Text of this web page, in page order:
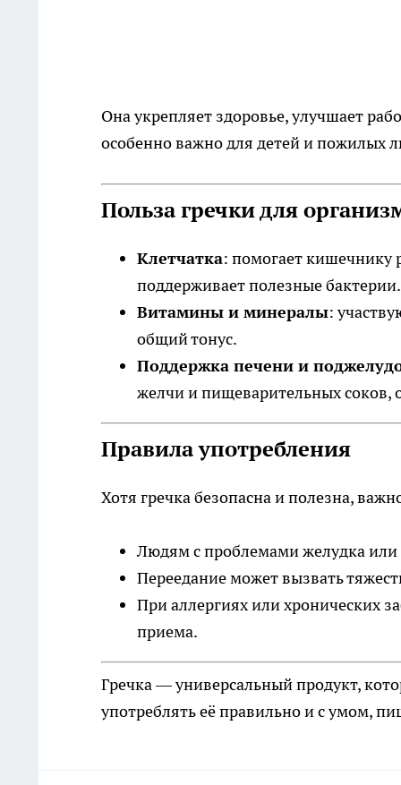
Она укрепляет здоровье, улучшает
особенно важно для детей и пожилых
Польза гречки для
Клетчатка: помогает кишечнику
поддерживает полезные бактерии.
Витамины и минералы:
общий тонус.
Поддержка печени и
желчи и пищеварительных соков,
Правила употребления
Хотя гречка безопасна и полезна,
Людям с проблемами желудка
Переедание может вызвать
При аллергиях или хронических
приема.
Гречка — универсальный продукт,
употреблять её правильно и с умом,